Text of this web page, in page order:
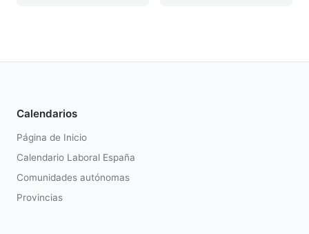
Calendarios
Página de Inicio
Calendario Laboral España
Comunidades autónomas
Provincias